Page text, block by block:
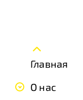
Главная
О нас